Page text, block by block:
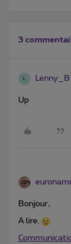
3
L Lenny_B
Up
Bonjour,
A lire.